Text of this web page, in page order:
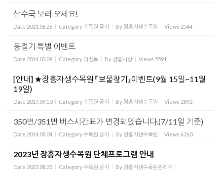
산수국 보러 오세요!
Date 2021.06.26 Category수목원 공지 By 장흥자생수목원 Views 2544
동절기 특별 이벤트
Date 2014.03.09 Category 이벤트 By 장흥사랑 Views 5591
[안내] ★장흥자생수목원 『보물찾기』이벤트(9월 15일~11월
19일)
Date 2017.09.10 Category수목원 공지 By 장흥자생수목원 Views 2892
350번/351번 버스시간표가 변경되었습니다.(7/11일 기준)
Date 2014.08.04 Category수목원 공지 By 장흥자생수목원 Views 6260
2023년 장흥자생수목원 단체프로그램 안내
Date 2023.08.25 Category수목원 공지 By 장흥자생수목원관리자